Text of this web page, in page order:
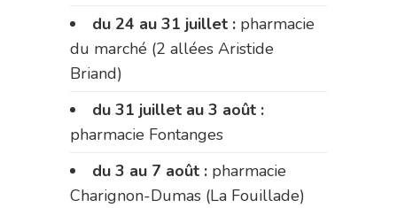
du 24 au 31 juillet : pharmacie
du marché (2 allées Aristide
Briand)
du 31 juillet au 3 août :
pharmacie Fontanges
du 3 au 7 août : pharmacie
Charignon-Dumas (La Fouillade)